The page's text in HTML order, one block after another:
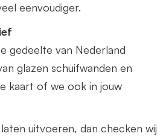
eenvoudiger.
gedeelte van Nederland
glazen schuifwanden en
kaart of we ook in jouw
uitvoeren, dan checken wij